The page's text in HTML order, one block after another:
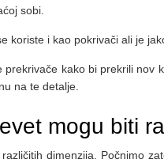
sobi.
koriste i kao pokrivači ali je
prekrivače kako bi prekrili
na te detalje.
mogu biti
dimenzija. Počnimo